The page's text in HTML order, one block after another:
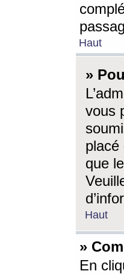
Haut
»
vous
placé
que
Haut
»
En